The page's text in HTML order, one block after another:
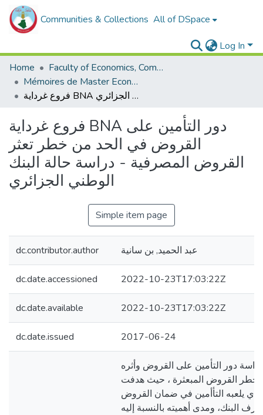
Communities & Collections All of DSpace
Log In
Home
Faculty of Economics, Commercial Sciences and Management Sciences
Mémoires de Master Economie
فروع غرداية BNA دور التأمين على القروض في الحد من خطر تعثر القروض المصرفية - دراسة حالة البنك الوطني الجزائري
فروع غرداية BNA دور التأمين على
القروض في الحد من خطر تعثر
القروض المصرفية - دراسة حالة البنك
الوطني الجزائري
Simple item page
dc.contributor.author عبد الحميد, بن سانية
dc.date.accessioned 2022-10-23T17:03:22Z
dc.date.available 2022-10-23T17:03:22Z
dc.date.issued 2017-06-24
دور التأمين على القروض وأثره
خطر القروض المبعثرة ، حيث هدفت
الذي يلعبه التأأمين في ضمان القروض
البنك، ومدى أهميته بالنسبة إليه